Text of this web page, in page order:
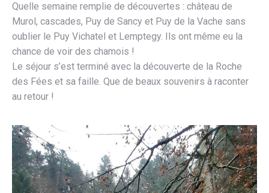
Quelle semaine remplie de découvertes : château de
Murol, cascades, Puy de Sancy et Puy de la Vache sans
oublier le Puy Vichatel et Lemptegy. Ils ont même eu la
chance de voir des chamois !
Le séjour s’est terminé avec la découverte de la Roche
des Fées et sa faille. Que de beaux souvenirs à raconter
au retour !